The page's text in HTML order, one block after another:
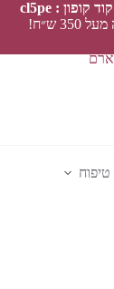
קוד קופון : cl5pe
ש״ח!
טיפוח